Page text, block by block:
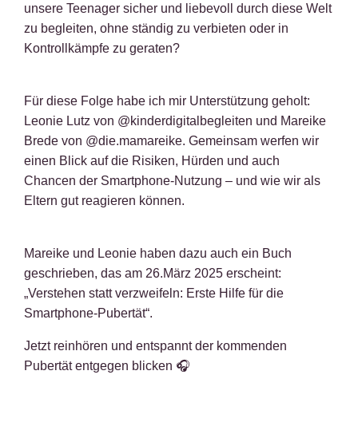
unsere Teenager sicher und liebevoll durch diese Welt
zu begleiten, ohne ständig zu verbieten oder in
Kontrollkämpfe zu geraten?
Für diese Folge habe ich mir Unterstützung geholt:
Leonie Lutz von @kinderdigitalbegleiten und Mareike
Brede von @die.mamareike. Gemeinsam werfen wir
einen Blick auf die Risiken, Hürden und auch
Chancen der Smartphone-Nutzung – und wie wir als
Eltern gut reagieren können.
Mareike und Leonie haben dazu auch ein Buch
geschrieben, das am 26.März 2025 erscheint:
„Verstehen statt verzweifeln: Erste Hilfe für die
Smartphone-Pubertät“.
Jetzt reinhören und entspannt der kommenden
Pubertät entgegen blicken 🎧